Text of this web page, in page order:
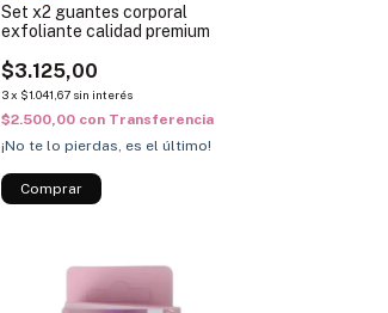
Set x2 guantes corporal
exfoliante calidad premium
$3.125,00
3 x $1.041,67 sin interés
$2.500,00 con Transferencia
¡No te lo pierdas, es el último!
Comprar